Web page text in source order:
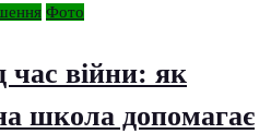
Фото
час війни: як
школа допомагає